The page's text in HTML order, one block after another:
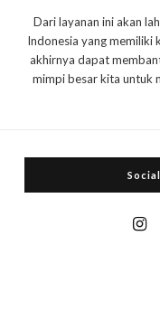
Dari layanan ini akan
Indonesia yang memiliki
akhirnya dapat
mimpi besar kita untuk